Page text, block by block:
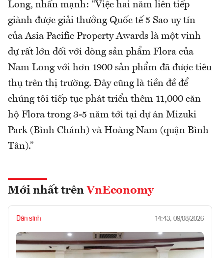
Long, nhấn mạnh: “Việc hai năm liên tiếp
giành được giải thưởng Quốc tế 5 Sao uy tín
của Asia Pacific Property Awards là một vinh
dự rất lớn đối với dòng sản phẩm Flora của
Nam Long với hơn 1900 sản phẩm đã được tiêu
thụ trên thị trường. Đây cũng là tiền đề để
chúng tôi tiếp tục phát triển thêm 11,000 căn
hộ Flora trong 3-5 năm tới tại dự án Mizuki
Park (Bình Chánh) và Hoàng Nam (quận Bình
Tân).”
Mới nhất trên VnEconomy
Dân sinh 14:43, 09/08/2026